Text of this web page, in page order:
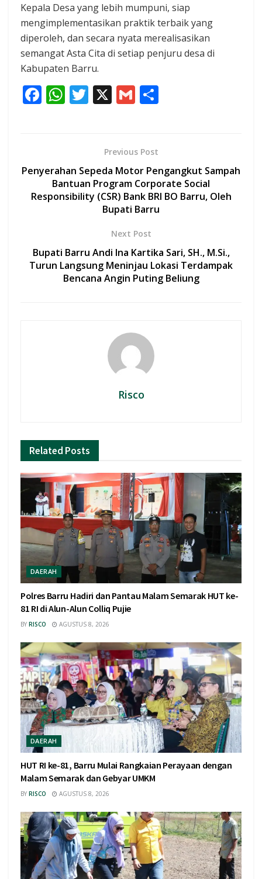
Kepala Desa yang lebih mumpuni, siap
mengimplementasikan praktik terbaik yang
diperoleh, dan secara nyata merealisasikan
semangat Asta Cita di setiap penjuru desa di
Kabupaten Barru.
F
o
o
k
W
A
p
p
T
er
X G
l
Previous Post
Penyerahan Sepeda Motor Pengangkut Sampah
Bantuan Program Corporate Social
Responsibility (CSR) Bank BRI BO Barru, Oleh
Bupati Barru
Next Post
Bupati Barru Andi Ina Kartika Sari, SH., M.Si.,
Turun Langsung Meninjau Lokasi Terdampak
Bencana Angin Puting Beliung
Risco
Related Posts
DAERAH
Polres Barru Hadiri dan Pantau Malam Semarak HUT ke-
81 RI di Alun-Alun Colliq Pujie
BY RISCO AGUSTUS 8, 2026
DAERAH
HUT RI ke-81, Barru Mulai Rangkaian Perayaan dengan
Malam Semarak dan Gebyar UMKM
BY RISCO AGUSTUS 8, 2026